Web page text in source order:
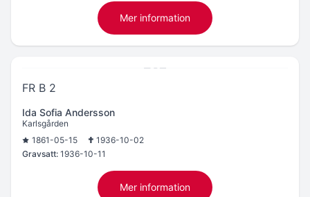
Mer information
FR B 2
Ida Sofia Andersson
Karlsgården
1861-05-15
1936-10-02
Gravsatt: 1936-10-11
Mer information